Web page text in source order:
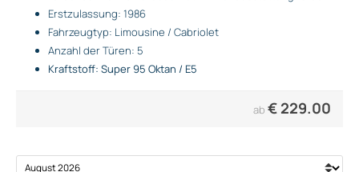
Erstzulassung: 1986
Fahrzeugtyp: Limousine / Cabriolet
Anzahl der Türen: 5
Kraftstoff: Super 95 Oktan / E5
ab € 229.00